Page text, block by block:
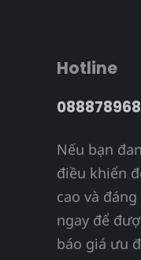
Hotline
Nếu bạn
điều khiển
cao và
ngay để
báo giá ưu